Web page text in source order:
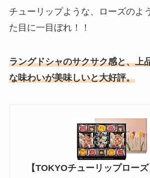
チューリップような、ローズのよ
た目に一目ぼれ！！
ラングドシャのサクサク感と、上
な味わいが美味しいと大好評。
【TOKYOチューリップロー